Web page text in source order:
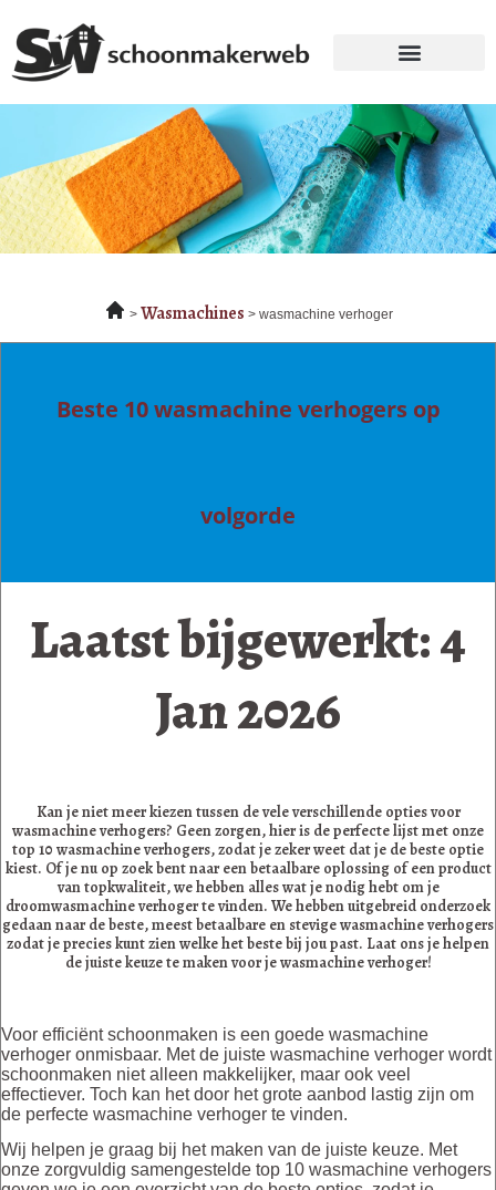
Wasmachines wasmachine verhoger
Beste 10 wasmachine verhogers op
volgorde
Laatst bijgewerkt: 4
Jan 2026
Kan je niet meer kiezen tussen de vele verschillende opties voor
wasmachine verhogers? Geen zorgen, hier is de perfecte lijst met onze
top 10 wasmachine verhogers, zodat je zeker weet dat je de beste optie
kiest. Of je nu op zoek bent naar een betaalbare oplossing of een product
van topkwaliteit, we hebben alles wat je nodig hebt om je
droomwasmachine verhoger te vinden. We hebben uitgebreid onderzoek
gedaan naar de beste, meest betaalbare en stevige wasmachine verhogers
zodat je precies kunt zien welke het beste bij jou past. Laat ons je helpen
de juiste keuze te maken voor je wasmachine verhoger!
Voor efficiënt schoonmaken is een goede wasmachine
verhoger onmisbaar. Met de juiste wasmachine verhoger wordt
schoonmaken niet alleen makkelijker, maar ook veel
effectiever. Toch kan het door het grote aanbod lastig zijn om
de perfecte wasmachine verhoger te vinden.
Wij helpen je graag bij het maken van de juiste keuze. Met
onze zorgvuldig samengestelde top 10 wasmachine verhogers